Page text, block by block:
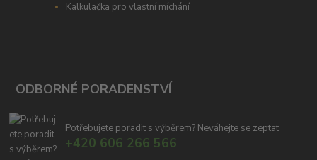
Kalkulačka pro vlastní míchání
ODBORNÉ PORADENSTVÍ
Potřebujete poradit s výběrem? Neváhejte se zeptat
+420 606 266 566